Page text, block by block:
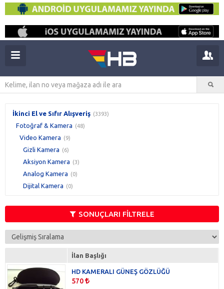
İkinci El ve Sıfır Alışveriş (3393)
Fotoğraf & Kamera (48)
Video Kamera (9)
Gizli Kamera (6)
Aksiyon Kamera (3)
Analog Kamera (0)
Dijital Kamera (0)
SONUÇLARI FİLTRELE
İlan Başlığı
HD KAMERALI GÜNEŞ GÖZLÜĞÜ
570